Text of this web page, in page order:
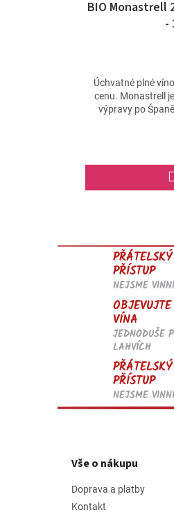
BIO Monastrell
-
hodnocení
produktu
je
4,4
Úchvatné plné
cenu. Monastrell
výpravy po
PŘÁTELSKÝ
PŘÍSTUP
NEJSME
VÍNA
JEDNODUŠE
LAHVÍCH
PŘÁTELSKÝ
PŘÍSTUP
NEJSME
Vše o nákupu
Doprava a platby
Kontakt